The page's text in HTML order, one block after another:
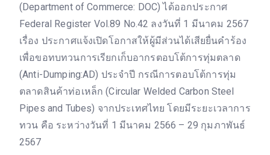
(Department of Commerce: DOC) ได้ออกประกาศ
Federal Register Vol.89 No.42 ลงวันที่ 1 มีนาคม 2567
เรื่อง ประกาศแจ้งเปิดโอกาสให้ผู้มีส่วนได้เสียยื่นคำร้อง
เพื่อขอทบทวนการเรียกเก็บอากรตอบโต้การทุ่มตลาด
(Anti-Dumping:AD) ประจำปี กรณีการตอบโต้การทุ่ม
ตลาดสินค้าท่อเหล็ก (Circular Welded Carbon Steel
Pipes and Tubes) จากประเทศไทย โดยมีระยะเวลาการ
ทวน คือ ระหว่างวันที่ 1 มีนาคม 2566 – 29 กุมภาพันธ์
2567